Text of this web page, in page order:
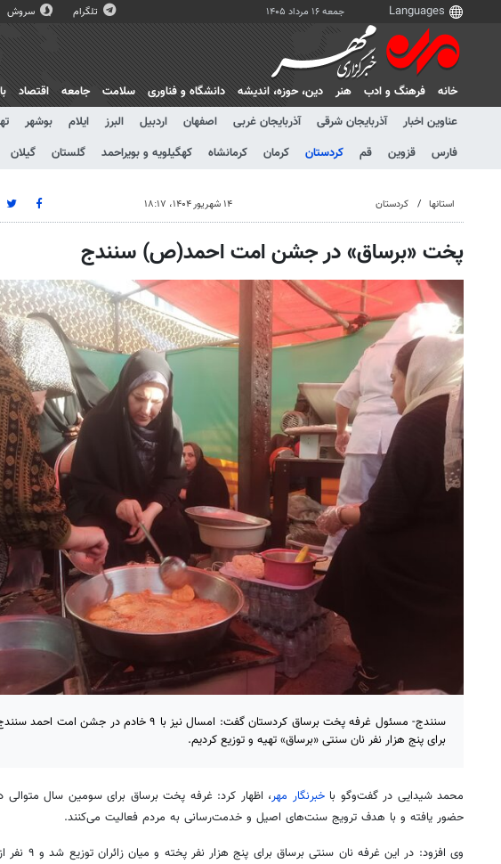
جمعه ۱۶ مرداد ۱۴۰۵ تلگرام سروش
خانه فرهنگ و ادب هنر دين، حوزه، انديشه دانشگاه و فناوری سلامت جامعه اقتصاد
عناوین اخبار
آذربایجان شرقی آذربایجان غربی اصفهان اردبیل البرز ایلام بوشهر
فارس
قزوین قم کردستان کرمان کرمانشاه کهگیلویه و بویراحمد گلستان گیلان
استانها کردستان ۱۴ شهریور ۱۴۰۴، ۱۸:۱۷
پخت «برساق» در جشن امت احمد(ص) سنندج
سنندج- مسئول غرفه پخت برساق کردستان گفت: امسال نیز با ۹ خادم
برای پنج هزار نفر نان سنتی «برساق» تهیه و توزیع کردیم.
محمد شیدایی در گفت‌وگو باخبرنگار مهر، اظهار کرد: غرفه پخت برساق برای سومین سال
حضور یافته و با هدف ترویج سنت‌های اصیل و خدمت‌رسانی به مردم فعالیت می‌کنند.
وی افزود: در این